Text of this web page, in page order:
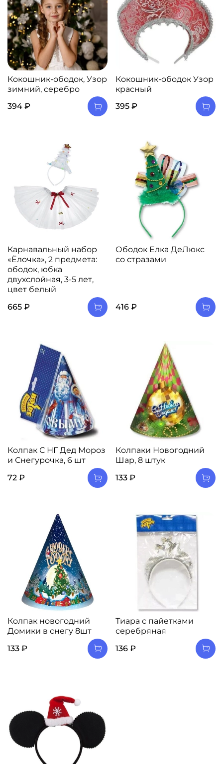
Кокошник-ободок, Узор
зимний, серебро
394 ₽
Кокошник-ободок Узор
красный
395 ₽
Карнавальный набор
«Ёлочка», 2 предмета:
ободок, юбка
двухслойная, 3-5 лет,
цвет белый
665 ₽
Ободок Елка ДеЛюкс
со стразами
416 ₽
Колпак С НГ Дед Мороз
и Снегурочка, 6 шт
72 ₽
Колпаки Новогодний
Шар, 8 штук
133 ₽
Колпак новогодний
Домики в снегу 8шт
133 ₽
Тиара с пайетками
серебряная
136 ₽